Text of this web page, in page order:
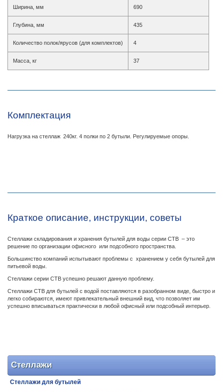
Стеллажи
Стеллажи для бутылей
Ширина, мм 690
Глубина, мм 435
Количество полок/ярусов (для комплектов) 4
Масса, кг 37
Комплектация
Нагрузка на стеллаж 240кг. 4 полки по 2 бутыли. Регулируемые опоры.
Краткое описание, инструкции, советы
Стеллажи складирования и хранения бутылей для воды серии СТВ – это
решение по организации офисного или подсобного пространства.
Большинство компаний испытывают проблемы с хранением у себя бутылей для
питьевой воды.
Стеллажи серии СТВ успешно решают данную проблему.
Стеллажи СТВ для бутылей с водой поставляются в разобранном виде, быстро и
легко собираются, имеют привлекательный внешний вид, что позволяет им
успешно вписываться практически в любой офисный или подсобный интерьер.